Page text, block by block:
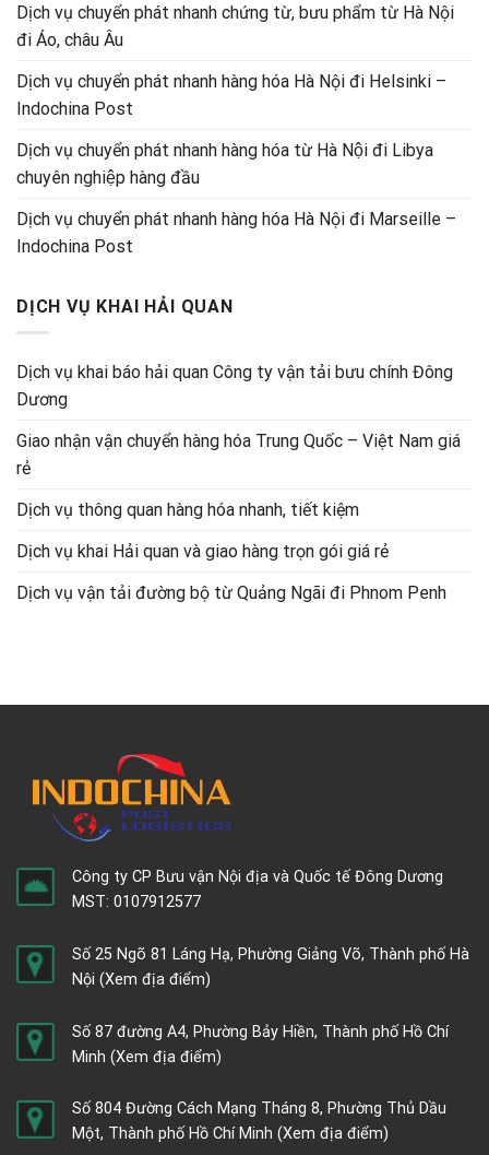
Dịch vụ chuyển phát nhanh chứng từ, bưu phẩm từ Hà Nội
đi Áo, châu Âu
Dịch vụ chuyển phát nhanh hàng hóa Hà Nội đi Helsinki –
Indochina Post
Dịch vụ chuyển phát nhanh hàng hóa từ Hà Nội đi Libya
chuyên nghiệp hàng đầu
Dịch vụ chuyển phát nhanh hàng hóa Hà Nội đi Marseille –
Indochina Post
DỊCH VỤ KHAI HẢI QUAN
Dịch vụ khai báo hải quan Công ty vận tải bưu chính Đông
Dương
Giao nhận vận chuyển hàng hóa Trung Quốc – Việt Nam giá
rẻ
Dịch vụ thông quan hàng hóa nhanh, tiết kiệm
Dịch vụ khai Hải quan và giao hàng trọn gói giá rẻ
Dịch vụ vận tải đường bộ từ Quảng Ngãi đi Phnom Penh
Công ty CP Bưu vận Nội địa và Quốc tế Đông Dương
MST: 0107912577
Số 25 Ngõ 81 Láng Hạ, Phường Giảng Võ, Thành phố Hà
Nội (Xem địa điểm)
Số 87 đường A4, Phường Bảy Hiền, Thành phố Hồ Chí
Minh (Xem địa điểm)
Số 804 Đường Cách Mạng Tháng 8, Phường Thủ Dầu
Một, Thành phố Hồ Chí Minh (Xem địa điểm)